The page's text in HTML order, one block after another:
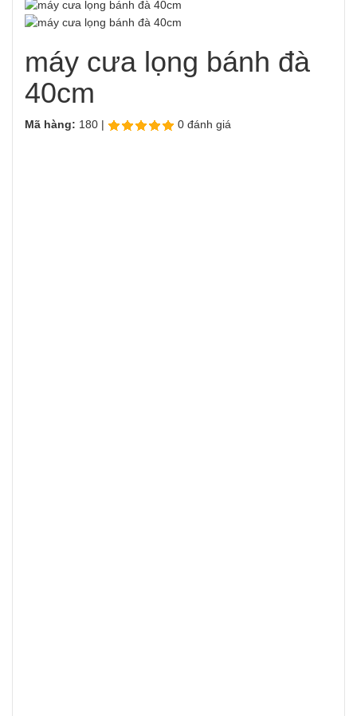
máy cưa lọng bánh đà
40cm
Mã hàng: 180 | 0 đánh giá